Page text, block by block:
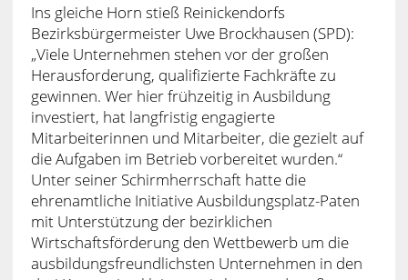
Ins gleiche Horn stieß Reinickendorfs
Bezirksbürgermeister Uwe Brockhausen (SPD):
„Viele Unternehmen stehen vor der großen
Herausforderung, qualifizierte Fachkräfte zu
gewinnen. Wer hier frühzeitig in Ausbildung
investiert, hat langfristig engagierte
Mitarbeiterinnen und Mitarbeiter, die gezielt auf
die Aufgaben im Betrieb vorbereitet wurden.“
Unter seiner Schirmherrschaft hatte die
ehrenamtliche Initiative Ausbildungsplatz-Paten
mit Unterstützung der bezirklichen
Wirtschaftsförderung den Wettbewerb um die
ausbildungsfreundlichsten Unternehmen in den